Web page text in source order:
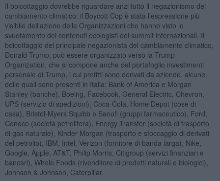
Il boicottaggio dovrebbe riguardare anzi tutto il negazionismo del
cambiamento climatico: il Boycott Cop è stata l’espressione più
visibile dell’azione delle Organizzazioni che hanno visto lo
svuotamento dei contenuti ecologisti dei summit internazionali. Il
boicottaggio del principale negazionista del cambiamento climatico,
Donald Trump, può essere organizzato verso la Trump
Organization, che si compone anche del portafoglio investimenti
personale di Trump, i cui profitti sono derivati da aziende, alcune
delle quali sono presenti in Italia: Bank of America e Morgan
Stanley (banche), Boeing, Facebook, General Electric, Chevron,
UPS (servizio di spedizioni), Coca-Cola, Home Depot (cose di
casa), Bristol-Myers Squibb e Sanofi (gruppi farmaceutico), Ford,
Conoco (società petrolifera), Energy Transfer (società di trasporto
di gas naturale), Kinder Morgan (trasporto e stoccaggio di derivati
del petrolio), IBM, Intel, Verizon (fornitore di banda larga), Nike,
Google, Apple, AT&T, Philip Morris, Citigroup (servizi finanziari e
bancari), Whole Foods (rivenditore di prodotti naturali e biologici),
Johnson & Johnson, Caterpillar.